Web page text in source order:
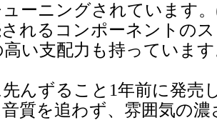
ューニングされています
れるコンポーネントの
高い支配力も持っていま
んずること1年前に発売
質を追わず、雰囲気の